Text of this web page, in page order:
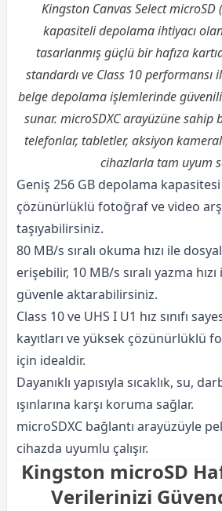
Kingston Canvas Select microSD
kapasiteli depolama ihtiyacı
tasarlanmış güçlü bir hafıza
standardı ve Class 10 performansı
belge depolama işlemlerinde
sunar. microSDXC arayüzüne sahip
telefonlar, tabletler, aksiyon
cihazlarla tam uyum
Geniş 256 GB depolama
çözünürlüklü fotoğraf ve video
taşıyabilirsiniz.
80 MB/s sıralı okuma hızı ile
erişebilir, 10 MB/s sıralı yazma
güvenle aktarabilirsiniz.
Class 10 ve UHS I U1 hız sınıfı
kayıtları ve yüksek çözünürlüklü
için idealdir.
Dayanıklı yapısıyla sıcaklık, su,
ışınlarına karşı koruma sağlar.
microSDXC bağlantı arayüzüyle
cihazda uyumlu çalışır.
Kingston microSD
Verilerinizi